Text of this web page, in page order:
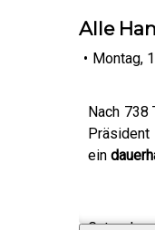
Alle
• Montag,
Nach 738
Präsident
ein